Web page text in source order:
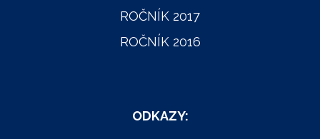
ROČNÍK 2017
ROČNÍK 2016
ODKAZY: